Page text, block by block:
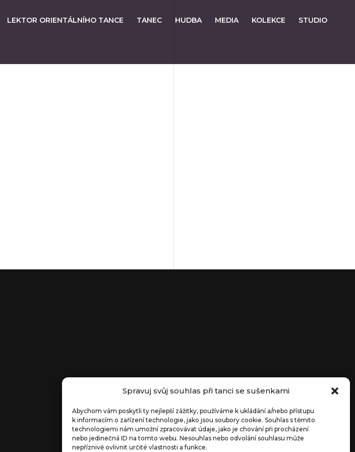
Spravuj svůj souhlas při tanci se sušenkami
Abychom vám poskytli ty nejlepší zážitky, používáme k ukládání a/nebo přístupu
k informacím o zařízení technologie, jako jsou soubory cookie. Souhlas s těmito
technologiemi nám umožní zpracovávat údaje, jako je chování při procházení
nebo jedinečná ID na tomto webu. Nesouhlas nebo odvolání souhlasu může
nepříznivě ovlivnit určité vlastnosti a funkce.
LEKTOR ORIENTÁLNÍHO TANCE TANEC HUDBA MEDIA KOLEKCE STUDIO